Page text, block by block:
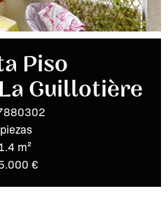
Piso
Guillotière
m²
€